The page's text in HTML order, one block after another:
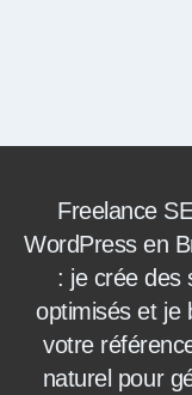
Freelance
WordPress en
: je crée des
optimisés et je
votre
naturel pour